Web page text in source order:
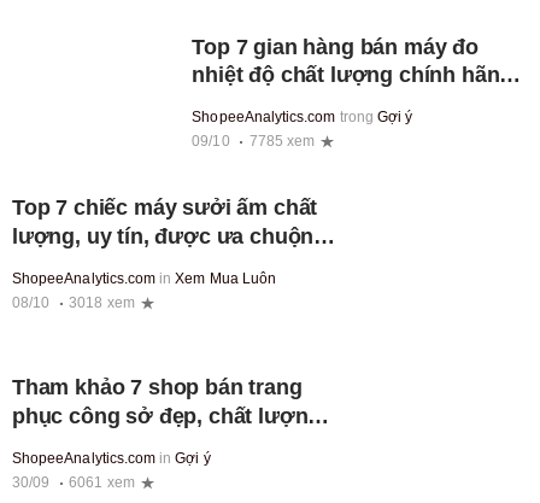
Top 7 gian hàng bán máy đo
nhiệt độ chất lượng chính hãng
ShopeeAnalytics.com trong Gợi ý
09/10
7785 xem
Top 7 chiếc máy sưởi ấm chất
lượng, uy tín, được ưa chuộng
ShopeeAnalytics.com inXem Mua Luôn
08/10
3018 xem
Tham khảo 7 shop bán trang
phục công sở đẹp, chất lượng
và uy tín trên Shopee Mall
ShopeeAnalytics.com inGợi ý
30/09
6061 xem